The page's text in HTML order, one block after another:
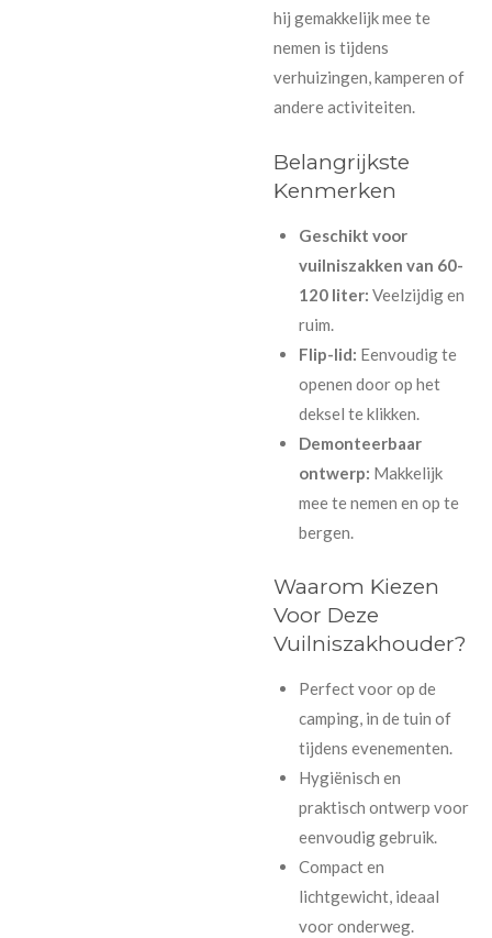
hij gemakkelijk mee te
nemen is tijdens
verhuizingen, kamperen of
andere activiteiten.
Belangrijkste
Kenmerken
Geschikt voor
vuilniszakken van 60-
120 liter: Veelzijdig en
ruim.
Flip-lid: Eenvoudig te
openen door op het
deksel te klikken.
Demonteerbaar
ontwerp: Makkelijk
mee te nemen en op te
bergen.
Waarom Kiezen
Voor Deze
Vuilniszakhouder?
Perfect voor op de
camping, in de tuin of
tijdens evenementen.
Hygiënisch en
praktisch ontwerp voor
eenvoudig gebruik.
Compact en
lichtgewicht, ideaal
voor onderweg.